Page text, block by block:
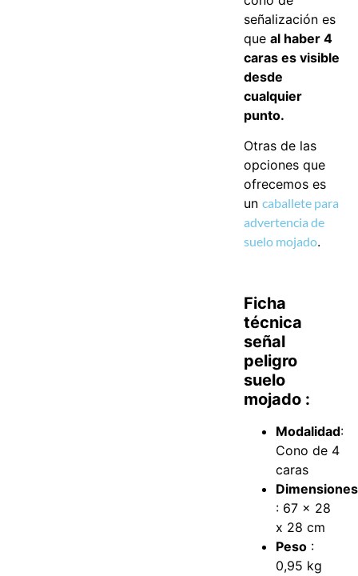
señalización es
queal haber 4
caras es visible
desde
cualquier
punto.
Otras de las
opciones que
ofrecemos es
uncaballete para
advertencia de
suelo mojado.
Ficha
técnica
señal
peligro
suelo
mojado :
Modalidad:
Cono de 4
caras
Dimensiones
: 67 x 28
x 28 cm
Peso :
0,95 kg